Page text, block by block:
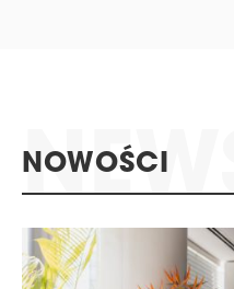
NOWOŚCI